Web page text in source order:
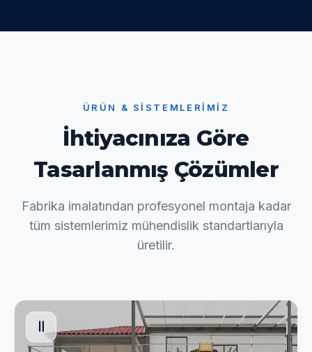
ÜRÜN & SISTEMLERIMIZ
İhtiyacınıza Göre
Tasarlanmış Çözümler
Fabrika imalatından profesyonel montaja kadar
tüm sistemlerimiz mühendislik standartlarıyla
üretilir.